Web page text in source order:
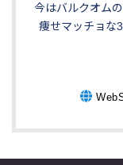
今はバルクオム
痩せマッチョな